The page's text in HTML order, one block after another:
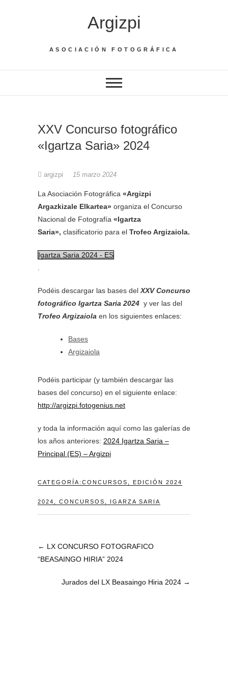
Argizpi
ASOCIACIÓN FOTOGRÁFICA
XXV Concurso fotográfico
«Igartza Saria» 2024
argizpi 15 marzo 2024
La Asociación Fotográfica «Argizpi
Argazkizale Elkartea» organiza el Concurso
Nacional de Fotografía «Igartza
Saria», clasificatorio para el Trofeo Argizaiola.
Igartza Saria 2024 - ES
Podéis descargar las bases del XXV Concurso
fotográfico Igartza Saria 2024 y ver las del
Trofeo Argizaiola en los siguientes enlaces:
Bases
Argizaiola
Podéis participar (y también descargar las
bases del concurso) en el siguiente enlace:
http://argizpi.fotogenius.net
y toda la información aquí como las galerías de
los años anteriores: 2024 Igartza Saria –
Principal (ES) – Argizpi
CATEGORÍA: CONCURSOS EDICIÓN 2024
2024 CONCURSOS IGARZA SARIA
← LX CONCURSO FOTOGRAFICO
“BEASAINGO HIRIA” 2024
Jurados del LX Beasaingo Hiria 2024 →